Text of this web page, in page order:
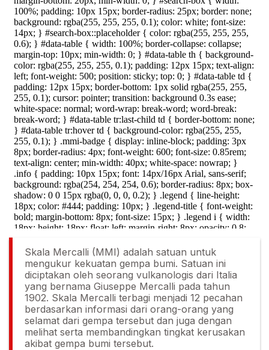
Skala Mercalli (MMI) adalah satuan untuk
mengukur kekuatan gempa bumi. Satuan ini
diciptakan oleh seorang vulkanologis dari Italia
yang bernama Giuseppe Mercalli pada tahun
1902. Skala Mercalli terbagi menjadi 12 pecahan
berdasarkan informasi dari orang-orang yang
selamat dari gempa tersebut dan juga dengan
melihat serta membandingkan tingkat kerusakan
akibat gempa bumi tersebut.